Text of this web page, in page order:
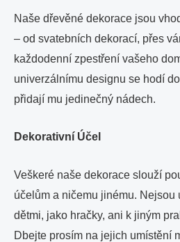
Naše dřevěné dekorace jsou
– od svatebních dekorací, přes
každodenní zpestření vašeho
univerzálnímu designu se hodí
přidají mu jedinečný nádech.
Dekorativní Účel
Veškeré naše dekorace slouží
účelům a ničemu jinému. Nejsou
dětmi, jako hračky, ani k jiným
Dbejte prosím na jejich umístění